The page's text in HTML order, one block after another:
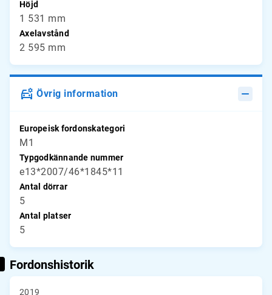
Höjd
1 531 mm
Axelavstånd
2 595 mm
Övrig information
Europeisk fordonskategori
M1
Typgodkännande nummer
e13*2007/46*1845*11
Antal dörrar
5
Antal platser
5
Fordonshistorik
2019